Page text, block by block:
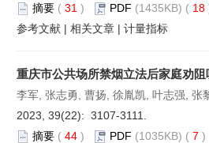
摘要 ( 31 ) PDF (1435KB) ( 18
参考文献 | 相关文章 | 计量指标
重庆市公共场所禁烟立法后家庭劝
李军, 张志勇, 曹扬, 徐胤凯, 叶志强, 张
2023, 39(22): 3107-3111.
摘要 ( 44 ) PDF (1035KB) ( 7 )